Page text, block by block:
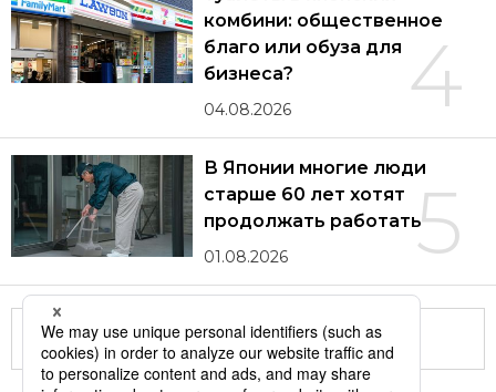
4
комбини: общественное
благо или обуза для
бизнеса?
04.08.2026
5
В Японии многие люди
старше 60 лет хотят
продолжать работать
01.08.2026
Другие статьи по теме